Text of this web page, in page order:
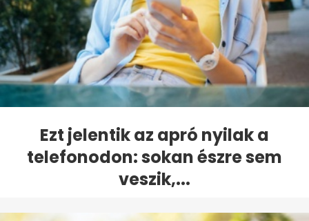
Ezt jelentik az apró nyilak a
telefonodon: sokan észre sem
veszik,...